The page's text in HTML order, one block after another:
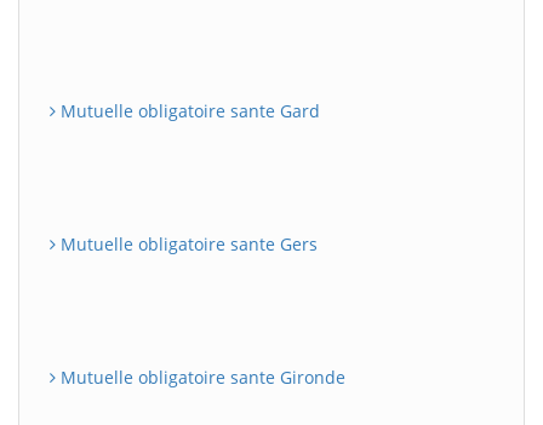
Mutuelle obligatoire sante Gard
Mutuelle obligatoire sante Gers
Mutuelle obligatoire sante Gironde